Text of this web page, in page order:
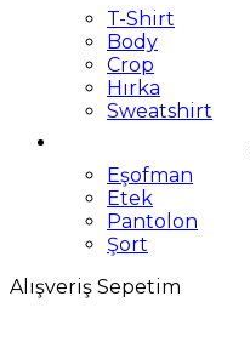
T-Shirt
Body
Crop
Hırka
Sweatshirt
Eşofman
Etek
Pantolon
Şort
Alışveriş Sepetim